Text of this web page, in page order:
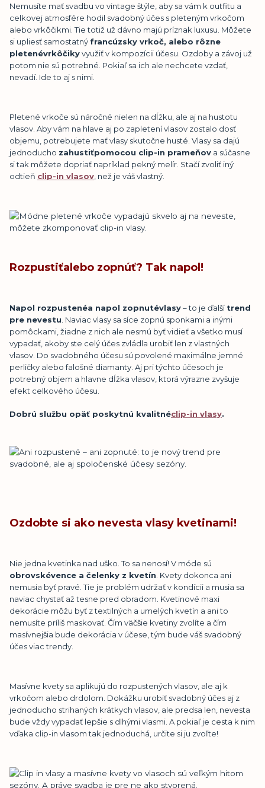
Nemusíte mať svadbu vo vintage štýle, aby sa vám k outfitu a
celkovej atmosfére hodil svadobný účes s pleteným vrkočom
alebo vrkôčikmi. Tie totiž už dávno majú príznak luxusu. Môžete
si upliesť samostatný francúzsky vrkoč, alebo rôzne
pletenévrkôčikyvyužiť v kompozícii účesu. Ozdoby a závoj už
potom nie sú potrebné. Pokiaľ sa ich ale nechcete vzdať,
nevadí. Ide to aj s nimi.
Pletené vrkoče sú náročné nielen na dĺžku, ale aj na hustotu
vlasov. Aby vám na hlave aj po zapletení vlasov zostalo dosť
objemu, potrebujete mať vlasy skutočne husté. Vlasy sa dajú
jednoducho zahustiťpomocou clip-in prameňov a súčasne
si tak môžete dopriať napríklad pekný melír. Stačí zvoliť iný
odtieň clip-in vlasov , než je váš vlastný.
Rozpustiťalebo zopnúť? Tak napol!
Napol rozpustenéa napol zopnutévlasy– to je ďalšítrend
pre nevestu . Naviac vlasy sa síce zopnú sponkami a inými
pomôckami, žiadne z nich ale nesmú byť vidieť a všetko musí
vypadať, akoby ste celý účes zvládla urobiť len z vlastných
vlasov. Do svadobného účesu sú povolené maximálne jemné
perličky alebo falošné diamanty. Aj pri týchto účesoch je
potrebný objem a hlavne dĺžka vlasov, ktorá výrazne zvyšuje
efekt celkového účesu.
Dobrú službu opäť poskytnú kvalitnéclip-in vlasy.
Ozdobte si ako nevesta vlasy kvetinami!
Nie jedna kvetinka nad uško. To sa nenosí! V móde sú
obrovskévence a čelenky z kvetín . Kvety dokonca ani
nemusia byť pravé. Tie je problém udržať v kondícii a musia sa
naviac chystať až tesne pred obradom. Kvetinové maxi
dekorácie môžu byť z textilných a umelých kvetín a ani to
nemusíte príliš maskovať. Čím väčšie kvetiny zvolíte a čím
masívnejšia bude dekorácia v účese, tým bude váš svadobný
účes viac trendy.
Masívne kvety sa aplikujú do rozpustených vlasov, ale aj k
vrkočom alebo drdolom. Dokážku urobiť svadobný účes aj z
jednoducho strihaných krátkych vlasov, ale predsa len, nevesta
bude vždy vypadať lepšie s dlhými vlasmi. A pokiaľ je cesta k nim
vďaka clip-in vlasom tak jednoduchá, určite si ju zvoľte!